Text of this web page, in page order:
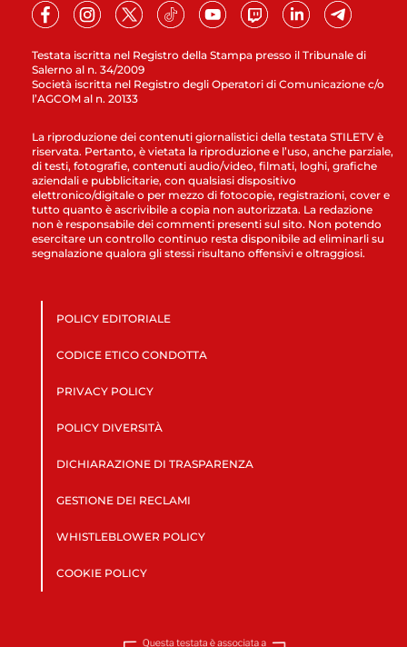
Testata iscritta nel Registro della Stampa presso il Tribunale di
Salerno al n. 34/2009
Società iscritta nel Registro degli Operatori di Comunicazione c/o
l’AGCOM al n. 20133
La riproduzione dei contenuti giornalistici della testata STILETV è
riservata. Pertanto, è vietata la riproduzione e l’uso, anche parziale,
di testi, fotografie, contenuti audio/video, filmati, loghi, grafiche
aziendali e pubblicitarie, con qualsiasi dispositivo
elettronico/digitale o per mezzo di fotocopie, registrazioni, cover e
tutto quanto è ascrivibile a copia non autorizzata. La redazione
non è responsabile dei commenti presenti sul sito. Non potendo
esercitare un controllo continuo resta disponibile ad eliminarli su
segnalazione qualora gli stessi risultano offensivi e oltraggiosi.
POLICY EDITORIALE
CODICE ETICO CONDOTTA
PRIVACY POLICY
POLICY DIVERSITÀ
DICHIARAZIONE DI TRASPARENZA
GESTIONE DEI RECLAMI
WHISTLEBLOWER POLICY
COOKIE POLICY